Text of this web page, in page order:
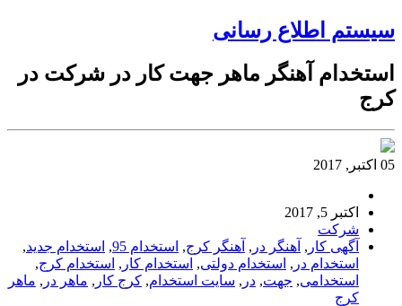
سیستم اطلاع رسانی
استخدام آهنگر ماهر جهت کار در شرکت در
کرج
05 اکتبر, 2017
اکتبر 5, 2017
شرکت
آگهی کار , آهنگر در , آهنگر کرج, استخدام 95 , استخدام جدید,
استخدام در , استخدام دولتی, استخدام کار , استخدام کرج,
استخدامی, جهت, در , سایت استخدام, کرج کار , ماهر در , ماهر
کرج